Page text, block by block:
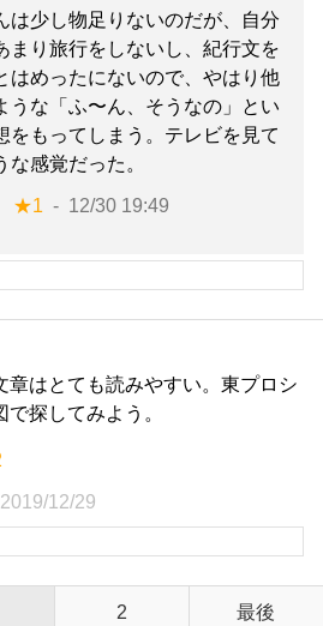
は少し物足りないのだが、自分
まり旅行をしないし、紀行文を
はめったにないので、やはり他
うな「ふ〜ん、そうなの」とい
をもってしまう。テレビを見て
な感覚だった。
★1 12/30 19:49
章はとても読みやすい。東プロシ
探してみよう。
2019/12/29
2 最後